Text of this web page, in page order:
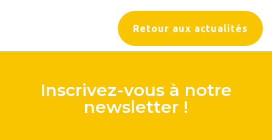
Retour aux actualités
Inscrivez-vous à notre
newsletter !